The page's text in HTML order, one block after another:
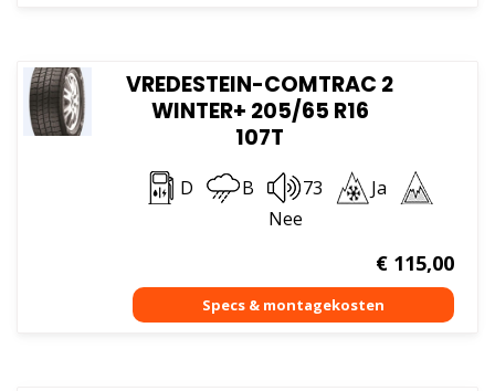
VREDESTEIN-COMTRAC 2
WINTER+ 205/65 R16
107T
D B 73
Ja
Nee
€115,00